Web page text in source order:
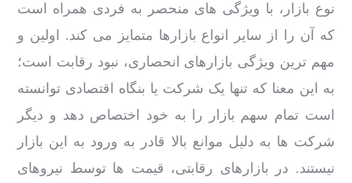
نوع بازار، با ویژگی های منحصر به فردی همراه است
که آن را از سایر انواع بازارها متمایز می کند. اولین و
مهم ترین ویژگی بازارهای انحصاری، نبود رقابت است؛
به این معنا که تنها یک شرکت یا بنگاه اقتصادی توانسته
است تمام سهم بازار را به خود اختصاص دهد و دیگر
شرکت ها به دلیل موانع بالا قادر به ورود به این بازار
نیستند. در بازارهای رقابتی، قیمت ها توسط نیروهای